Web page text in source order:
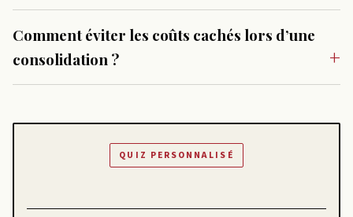
Comment éviter les coûts cachés lors d’une
consolidation ?
QUIZ PERSONNALISÉ